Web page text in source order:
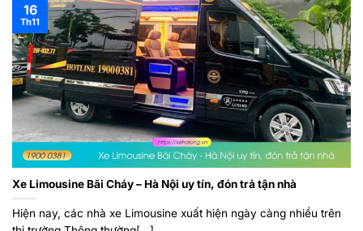
Xe Limousine Bãi Cháy – Hà Nội uy tín, đón trả tận nhà
Hiện nay, các nhà xe Limousine xuất hiện ngày càng nhiều trên
16
Th11